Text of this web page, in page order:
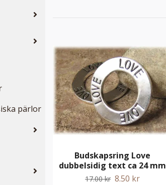
pärlor
Budskapsring Love
dubbelsidig text ca 24 mm
17.00 kr 8.50 kr